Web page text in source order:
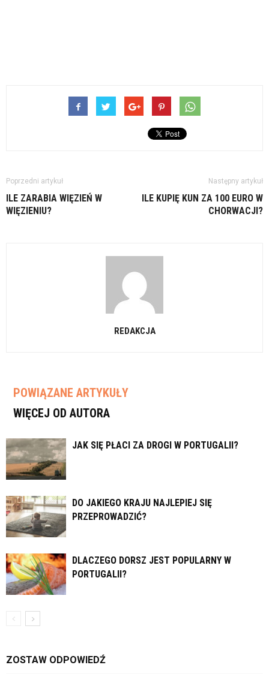
Poprzedni artykuł
ILE ZARABIA WIĘZIEŃ W
WIĘZIENIU?
Następny artykuł
ILE KUPIĘ KUN ZA 100 EURO W
CHORWACJI?
REDAKCJA
POWIĄZANE ARTYKUŁY
WIĘCEJ OD AUTORA
JAK SIĘ PŁACI ZA DROGI W PORTUGALII?
DO JAKIEGO KRAJU NAJLEPIEJ SIĘ
PRZEPROWADZIĆ?
DLACZEGO DORSZ JEST POPULARNY W
PORTUGALII?
ZOSTAW ODPOWIEDŹ